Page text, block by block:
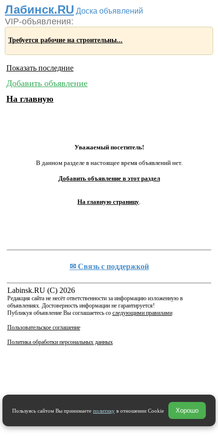
Лабинск.RU Доска объявлений
VIP-объявления:
Требуется рабочие на строительны...
Показать последние
Добавить объявление
На главную
Уважаемый посетитель!
В данном разделе в настоящее время объявлений нет.
Добавить объявление в этот раздел
На главную страницу.
✉ Cвязь с поддержкой
Labinsk.RU (C) 2026
Редакция сайта не несёт ответственности за информацию изложенную в
объявлениях. Достоверность информации не гарантируется!
Публикуя объявление Вы соглашаетесь со следующими правилами
Пользовательское соглашение
Политика обработки персональных данных
Пользуясь сайтом Вы принимаете политику в отношении Cookie Хорошо